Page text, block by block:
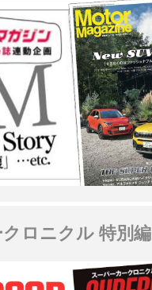
ロニクル 特別編